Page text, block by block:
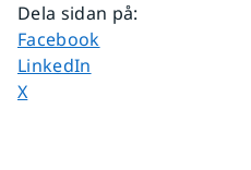
Dela sidan på:
Dela sidan på
Facebook
Dela sidan på
LinkedIn
Dela sidan på
X